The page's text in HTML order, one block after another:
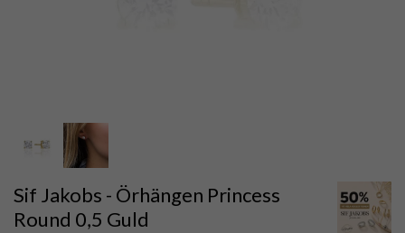
Sif Jakobs - Örhängen Princess
Round 0,5 Guld